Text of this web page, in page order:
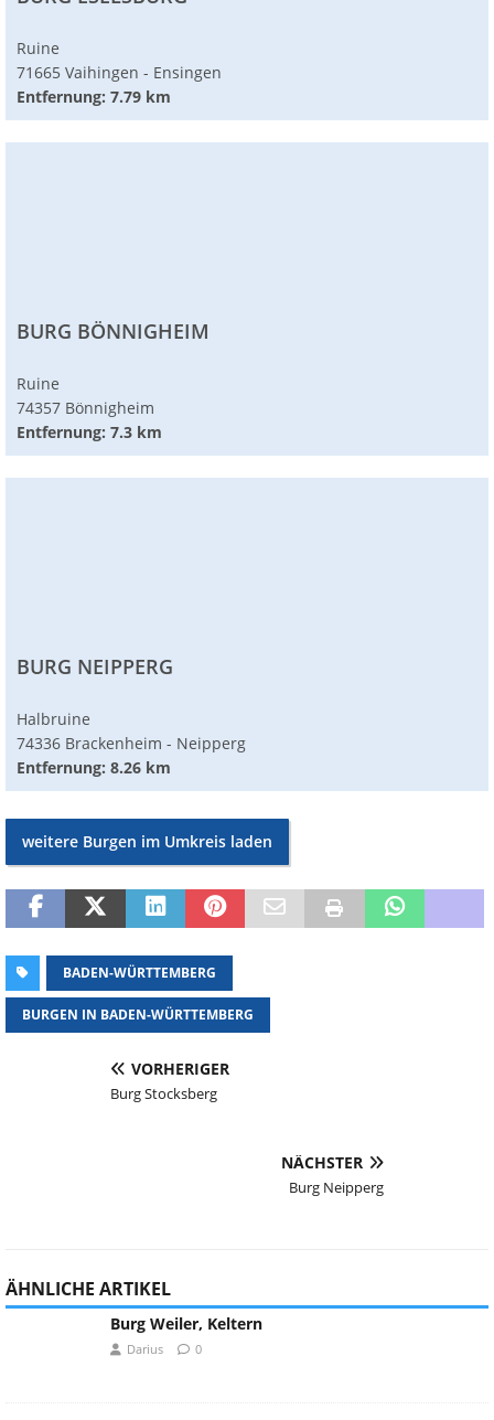
Ruine
71665 Vaihingen - Ensingen
Entfernung: 7.79 km
BURG BÖNNIGHEIM
Ruine
74357 Bönnigheim
Entfernung: 7.3 km
BURG NEIPPERG
Halbruine
74336 Brackenheim - Neipperg
Entfernung: 8.26 km
weitere Burgen im Umkreis laden
BADEN-WÜRTTEMBERG
BURGEN IN BADEN-WÜRTTEMBERG
VORHERIGER
Burg Stocksberg
NÄCHSTER
Burg Neipperg
ÄHNLICHE ARTIKEL
Burg Weiler, Keltern
Darius 0